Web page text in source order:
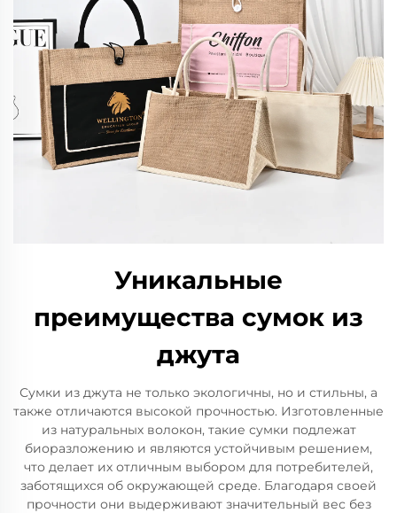
Уникальные
преимущества сумок из
джута
Сумки из джута не только экологичны, но и стильны, а
также отличаются высокой прочностью. Изготовленные
из натуральных волокон, такие сумки подлежат
биоразложению и являются устойчивым решением,
что делает их отличным выбором для потребителей,
заботящихся об окружающей среде. Благодаря своей
прочности они выдерживают значительный вес без